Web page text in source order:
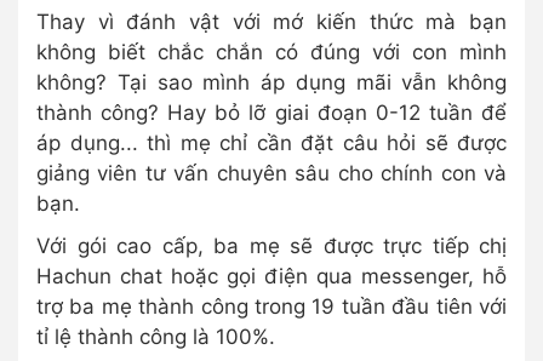
Thay vì đánh vật với mớ kiến thức mà bạn
không biết chắc chắn có đúng với con mình
không? Tại sao mình áp dụng mãi vẫn không
thành công? Hay bỏ lỡ giai đoạn 0-12 tuần để
áp dụng... thì mẹ chỉ cần đặt câu hỏi sẽ được
giảng viên tư vấn chuyên sâu cho chính con và
bạn.
Với gói cao cấp, ba mẹ sẽ được trực tiếp chị
Hachun chat hoặc gọi điện qua messenger, hỗ
trợ ba mẹ thành công trong 19 tuần đầu tiên với
tỉ lệ thành công là 100%.